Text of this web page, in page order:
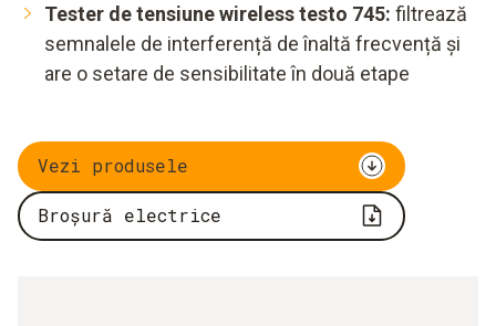
Tester de tensiune wireless testo 745: filtrează
semnalele de interferență de înaltă frecvență și
are o setare de sensibilitate în două etape
Vezi produsele
Broșură electrice